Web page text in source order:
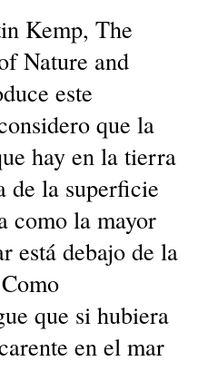
Kemp, The
Nature and
este
que la
hay en la tierra
de la superficie
como la mayor
está debajo de la
que si hubiera
en el mar